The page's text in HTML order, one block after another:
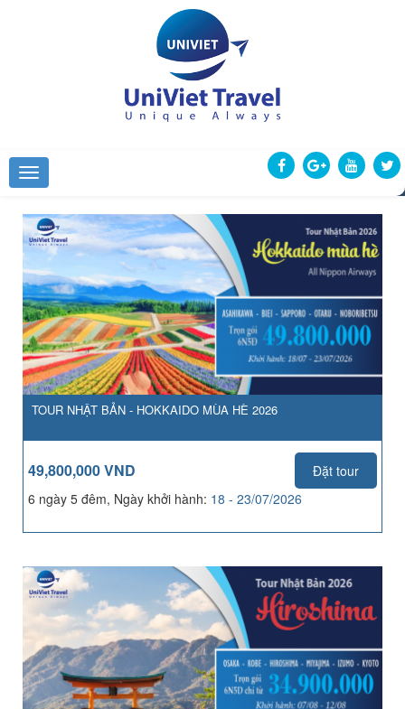
TOUR NHẬT BẢN - HOKKAIDO MÙA HÈ 2026
49,800,000 VND
Đặt tour
6 ngày 5 đêm, Ngày khởi hành: 18 - 23/07/2026